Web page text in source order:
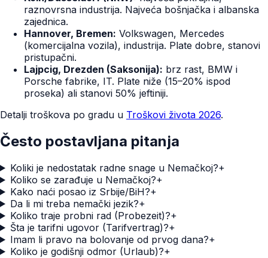
raznovrsna industrija. Najveća bošnjačka i albanska
zajednica.
Hannover, Bremen: Volkswagen, Mercedes
(komercijalna vozila), industrija. Plate dobre, stanovi
pristupačni.
Lajpcig, Drezden (Saksonija): brz rast, BMW i
Porsche fabrike, IT. Plate niže (15–20% ispod
proseka) ali stanovi 50% jeftiniji.
Detalji troškova po gradu u Troškovi života 2026.
Često postavljana pitanja
Koliki je nedostatak radne snage u Nemačkoj?+
Koliko se zarađuje u Nemačkoj?+
Kako naći posao iz Srbije/BiH?+
Da li mi treba nemački jezik?+
Koliko traje probni rad (Probezeit)?+
Šta je tarifni ugovor (Tarifvertrag)?+
Imam li pravo na bolovanje od prvog dana?+
Koliko je godišnji odmor (Urlaub)?+